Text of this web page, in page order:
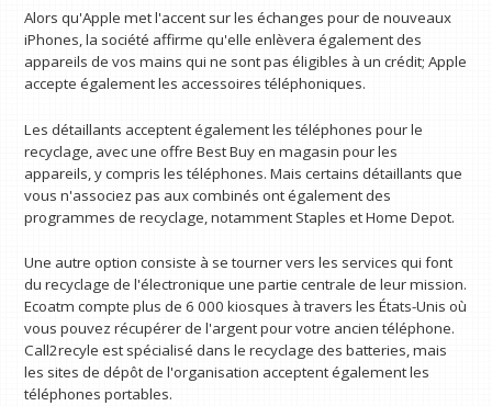
Alors qu'Apple met l'accent sur les échanges pour de nouveaux
iPhones, la société affirme qu'elle enlèvera également des
appareils de vos mains qui ne sont pas éligibles à un crédit; Apple
accepte également les accessoires téléphoniques.
Les détaillants acceptent également les téléphones pour le
recyclage, avec une offre Best Buy en magasin pour les
appareils, y compris les téléphones. Mais certains détaillants que
vous n'associez pas aux combinés ont également des
programmes de recyclage, notamment Staples et Home Depot.
Une autre option consiste à se tourner vers les services qui font
du recyclage de l'électronique une partie centrale de leur mission.
Ecoatm compte plus de 6 000 kiosques à travers les États-Unis où
vous pouvez récupérer de l'argent pour votre ancien téléphone.
Call2recyle est spécialisé dans le recyclage des batteries, mais
les sites de dépôt de l'organisation acceptent également les
téléphones portables.